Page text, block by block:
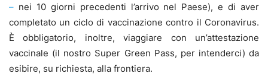
– nei 10 giorni precedenti l’arrivo nel Paese), e di aver
completato un ciclo di vaccinazione contro il Coronavirus.
È obbligatorio, inoltre, viaggiare con un’attestazione
vaccinale (il nostro Super Green Pass, per intenderci) da
esibire, su richiesta, alla frontiera.